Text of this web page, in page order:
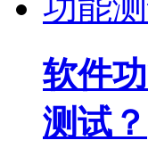
软件
测试？